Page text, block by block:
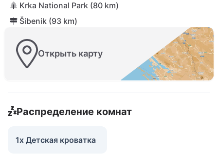
Krka National Park (80 km)
Šibenik (93 km)
Открыть карту
Распределение комнат
1x Детская кроватка